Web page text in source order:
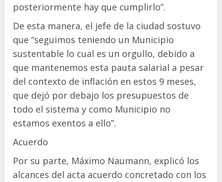
posteriormente hay que cumplirlo”.
De esta manera, el jefe de la ciudad sostuvo
que “seguimos teniendo un Municipio
sustentable lo cual es un orgullo, debido a
que mantenemos esta pauta salarial a pesar
del contexto de inflación en estos 9 meses,
que dejó por debajo los presupuestos de
todo el sistema y como Municipio no
estamos exentos a ello”.
Acuerdo
Por su parte, Máximo Naumann, explicó los
alcances del acta acuerdo concretado con los